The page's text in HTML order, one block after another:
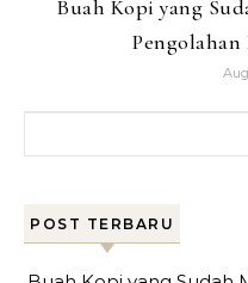
Buah Kopi yang
POST TERBARU